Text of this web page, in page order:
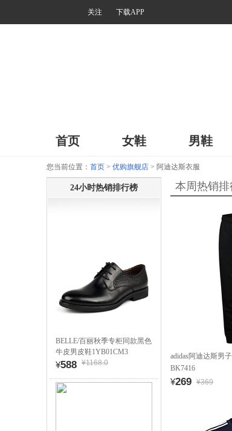
关注 下载APP
首页 女鞋 男鞋
您当前位置： 首页 > 优购旗舰店 > 阿迪达斯衣服
24小时热销排行榜
BELLE/百丽秋季专柜同款黑色
牛皮男皮鞋1YB01CM3
¥588 ¥1168.0
本周热销排
adidas阿迪达斯男
BK7416
¥269 ¥369